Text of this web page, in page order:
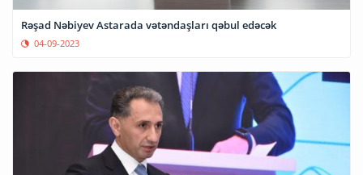
Rəşad Nəbiyev Astarada vətəndaşları qəbul edəcək
04-09-2023